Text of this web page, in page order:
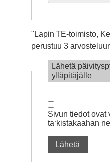
" Lapin TE-toimisto,
perustuu 3
Lähetä
ylläpitäjälle
Sivun tiedot ovat
tarkistakaahan
Lähetä